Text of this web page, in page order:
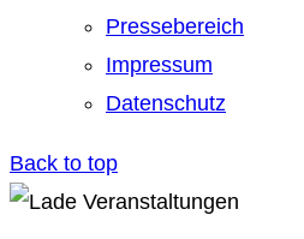
Pressebereich
Impressum
Datenschutz
Back to top